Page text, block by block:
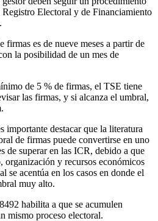
Electoral y de Financiamiento
es de nueve meses a partir de
la posibilidad de un mes de
de 5 % de firmas, el TSE tiene
las firmas, y si alcanza el umbral,
importante destacar que la literatura
de firmas puede convertirse en uno
de superar en las ICR, debido a que
organización y recursos económicos
se acentúa en los casos en donde el
muy alto.
habilita a que se acumulen
mismo proceso electoral.